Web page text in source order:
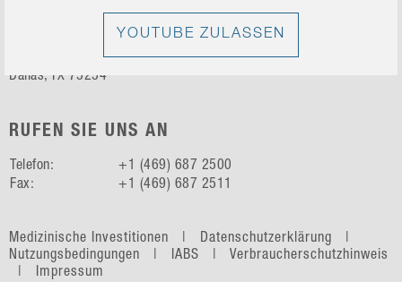
YOUTUBE ZULASSEN
BESUCHEN SIE UNS
5151 Belt Line Rd, Suite 715
Dallas, TX 75254
RUFEN SIE UNS AN
Telefon:
+1 (469) 687 2500
Fax:
+1 (469) 687 2511
Medizinische Investitionen |
Datenschutzerklärung |
Nutzungsbedingungen |
IABS |
Verbraucherschutzhinweis
|
Impressum